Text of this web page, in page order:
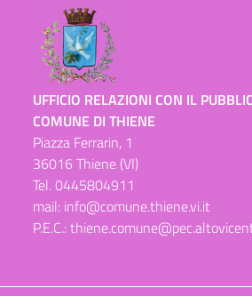
UFFICIO RELAZIONI CON IL
COMUNE DI THIENE
Piazza Ferrarin, 1
36016 Thiene (VI)
Tel.0445804911
mail: info@comune.thiene.vi.it
P.E.C.: